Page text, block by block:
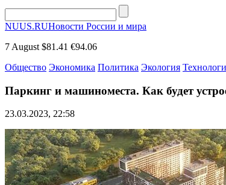
NUUS.RUНовости России и мира
7 August $81.41 €94.06
Общество Экономика Политика Экология
Паркинг и машиноместа. Как будет
23.03.2023, 22:58